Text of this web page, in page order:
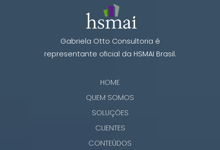
Gabriela Otto Consultoria é
representante oficial da HSMAI Brasil.
HOME
QUEM SOMOS
SOLUÇÕES
CLIENTES
CONTEÚDOS